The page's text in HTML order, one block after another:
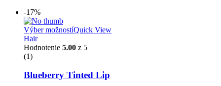
-17%
Výber možnostíQuick View
Hair
Hodnotenie 5.00 z 5
(1)
Blueberry Tinted Lip